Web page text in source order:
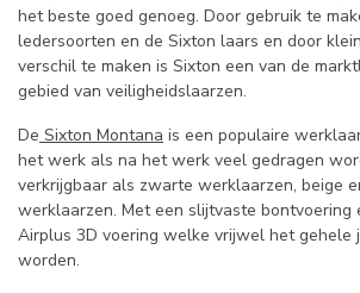
het beste goed genoeg. Door gebruik te
ledersoorten en de Sixton laars en door
verschil te maken is Sixton een van de
gebied van veiligheidslaarzen.
De Sixton Montana is een populaire
het werk als na het werk veel gedragen
verkrijgbaar als zwarte werklaarzen, beige
werklaarzen. Met een slijtvaste bontvoering
Airplus 3D voering welke vrijwel het gehele
worden.